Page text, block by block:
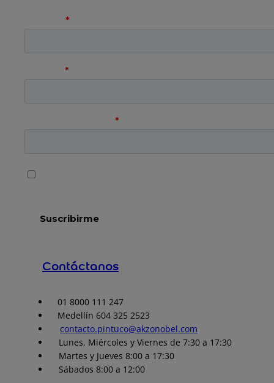
Contáctanos
01 8000 111 247
Medellín 604 325 2523
contacto.pintuco@akzonobel.com
Lunes, Miércoles y Viernes de 7:30 a 17:30
Martes y Jueves 8:00 a 17:30
Sábados 8:00 a 12:00